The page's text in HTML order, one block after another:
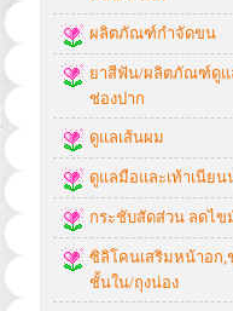
ผลิตภัณฑ์กำจัดขน
ยาสีฟัน/ผลิตภัณฑ์ดูแ
ช่องปาก
ดูแลเส้นผม
ดูแลมือและเท้าเนียน
กระชับสัดส่วน ลดไข
ซิลิโคนเสริมหน้าอก,
ชั้นใน/ถุงน่อง